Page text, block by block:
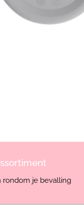
rondom je bevalling